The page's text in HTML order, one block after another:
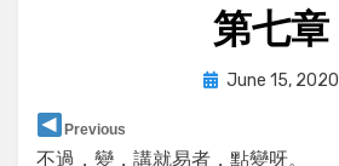
第七章
byuser
Posted
June 15, 2020
Previous
不過，變，講就易者，點變呀。